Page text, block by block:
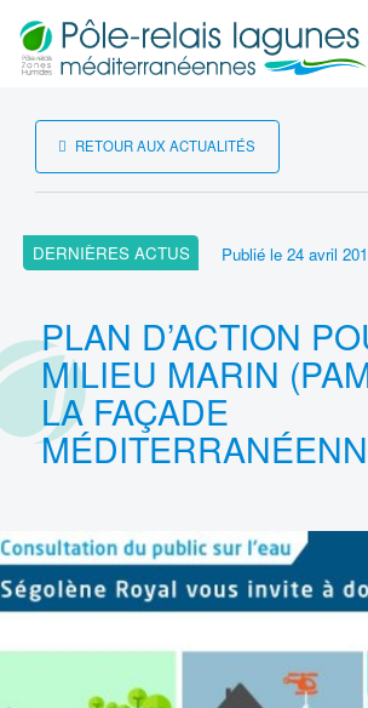
RETOUR AUX ACTUALITÉS
DERNIÈRES ACTUS Publié le 24 avril
PLAN D’ACTION
MILIEU MARIN
LA FAÇADE